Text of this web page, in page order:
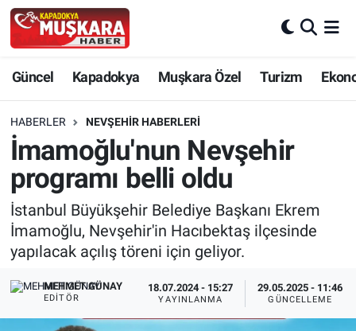
Güncel Kapadokya Muşkara Özel Turizm
HABERLER NEVŞEHIR HABERLERI
İmamoğlu'nun Nevşehir
programı belli oldu
İstanbul Büyükşehir Belediye Başkanı Ekrem
İmamoğlu, Nevşehir'in Hacıbektaş ilçesinde
yapılacak açılış töreni için geliyor.
MEHMET GÜNAY
EDITÖR
18.07.2024 - 15:27
YAYINLANMA
29.05.2025 - 11:46
GÜNCELLEME
Güncel
SEÇİM
Muşkara Özel
Ekonomi
Kapadokya
Turizm
Nevşehir Hava Durumu
Nevşehir Trafik Yoğunluk Haritası
Süper Lig Puan Durumu ve Fikstür
Tüm Manşetler
Son Dakika Haberleri
Haber Arşivi